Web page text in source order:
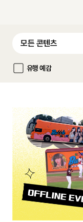
유행 예감